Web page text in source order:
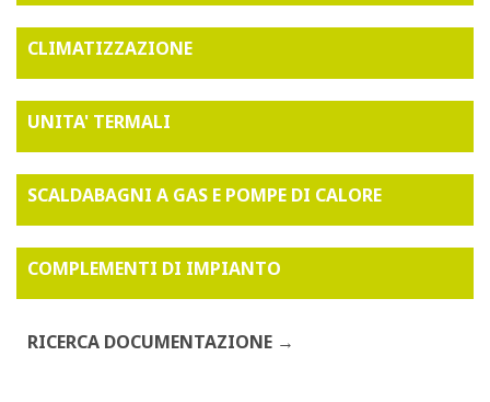
CLIMATIZZAZIONE
UNITA' TERMALI
SCALDABAGNI A GAS E POMPE DI CALORE
COMPLEMENTI DI IMPIANTO
RICERCA DOCUMENTAZIONE